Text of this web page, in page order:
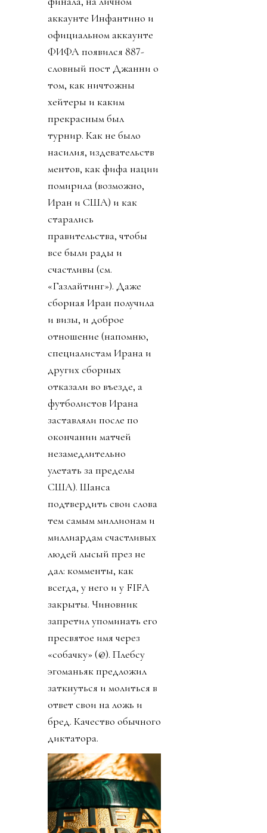
аккаунте Инфантино и
официальном аккаунте
ФИФА появился 887-
словный пост Джанни о
том, как ничтожны
хейтеры и каким
прекрасным был
турнир. Как не было
насилия, издевательств
ментов, как фифа нации
помирила (возможно,
Иран и США) и как
старались
правительства, чтобы
все были рады и
счастливы (см.
«Газлайтинг»). Даже
сборная Иран получила
и визы, и доброе
отношение (напомню,
специалистам Ирана и
других сборных
отказали во въезде, а
футболистов Ирана
заставляли после по
окончании матчей
незамедлительно
улетать за пределы
США). Шанса
подтвердить свои слова
тем самым миллионам и
миллиардам счастливых
людей лысый през не
дал: комменты, как
всегда, у него и у FIFA
закрыты. Чиновник
запретил упоминать его
пресвятое имя через
«собачку» (@). Плебсу
эгоманьяк предложил
заткнуться и молиться в
ответ свои на ложь и
бред. Качество обычного
диктатора.